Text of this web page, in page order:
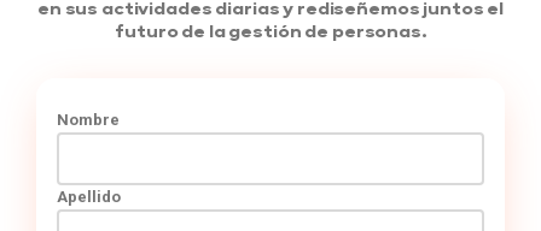
en sus actividades diarias y rediseñemos juntos el
futuro de la gestión de personas.
Nombre
Apellido